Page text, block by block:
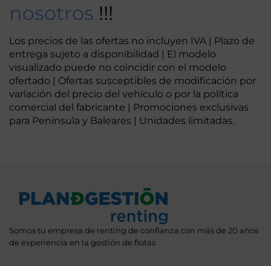
nosotros !!!
Los precios de las ofertas no incluyen IVA | Plazo de
entrega sujeto a disponibilidad | El modelo
visualizado puede no coincidir con el modelo
ofertado | Ofertas susceptibles de modificación por
variación del precio del vehículo o por la política
comercial del fabricante | Promociones exclusivas
para Península y Baleares | Unidades limitadas.
Somos tu empresa de renting de confianza con más de 20 años
de experiencia en la gestión de flotas